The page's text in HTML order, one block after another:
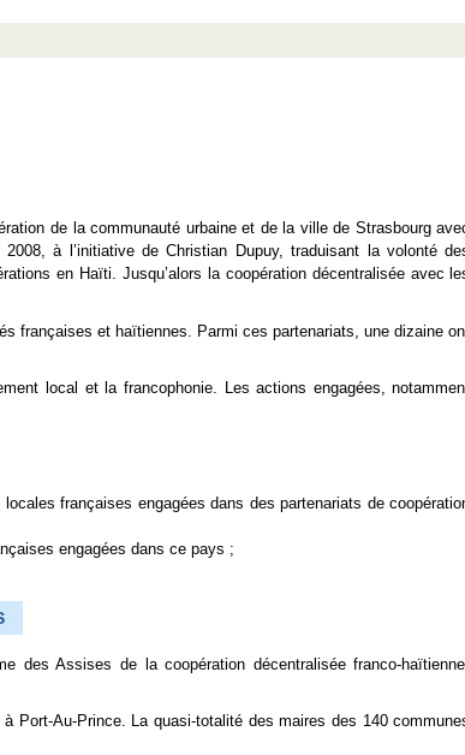
de la communauté urbaine et de la ville de Strasbourg
à l’initiative de Christian Dupuy, traduisant la volonté
en Haïti. Jusqu’alors la coopération décentralisée avec
françaises et haïtiennes. Parmi ces partenariats, une dizaine
local et la francophonie. Les actions engagées,
françaises engagées dans des partenariats de
engagées dans ce pays ;
Assises de la coopération décentralisée franco-haïtienne,
Port-Au-Prince. La quasi-totalité des maires des 140